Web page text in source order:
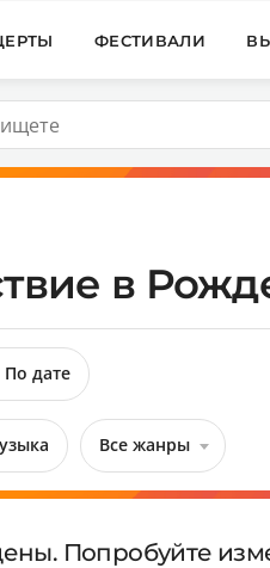
ФЕСТИВАЛИ
в
По дате
Все жанры
Попробуйте